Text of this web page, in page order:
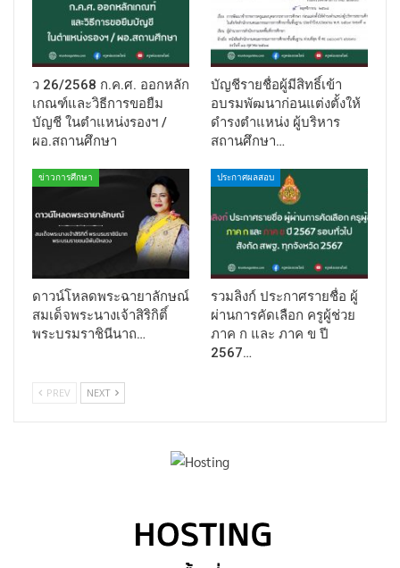
ว 26/2568 ก.ค.ศ. ออกหลัก
เกณฑ์และวิธีการขอยืม
บัญชี ในตำแหน่งรองฯ /
ผอ.สถานศึกษา
บัญชีรายชื่อผู้มีสิทธิ์เข้า
อบรมพัฒนาก่อนแต่งตั้งให้
ดำรงตำแหน่ง ผู้บริหาร
สถานศึกษา…
ข่าวการศึกษา
ดาวน์โหลดพระฉายาลักษณ์
สมเด็จพระนางเจ้าสิริกิติ์
พระบรมราชินีนาถ…
ประกาศผลสอบ
รวมลิงก์ ประกาศรายชื่อ ผู้
ผ่านการคัดเลือก ครูผู้ช่วย
ภาค ก และ ภาค ข ปี
2567…
PREV NEXT